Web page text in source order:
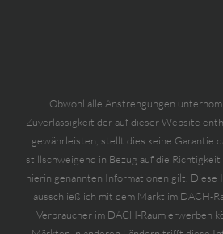
Obwohl alle Anstrengungen
Zuverlässigkeit der auf dieser Website
gewährleisten, stellt dies keine Garantie
stillschweigend in Bezug auf die
hierin genannten Informationen gilt. Diese
ausschließlich mit dem Markt im DACH-
Verbraucher im DACH-Raum erwerben